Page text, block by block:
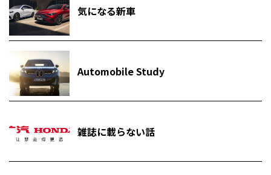
気になる新車
Automobile Study
雑誌に載らない話